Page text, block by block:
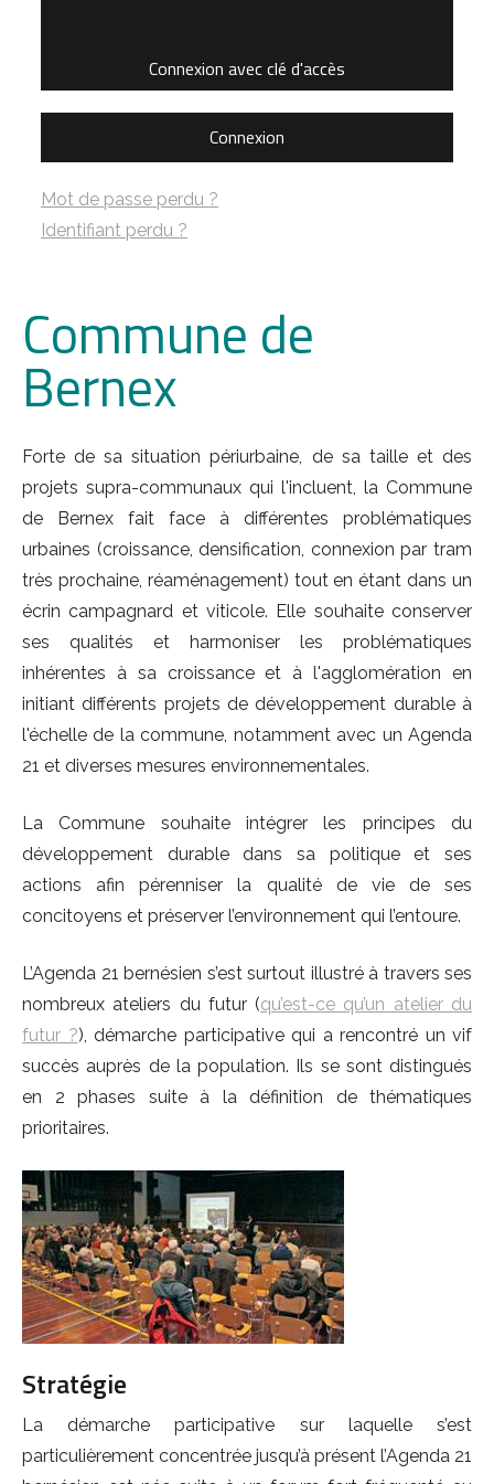
Connexion avec clé d'accès
Connexion
Mot de passe perdu ?
Identifiant perdu ?
Commune de
Bernex
Forte de sa situation périurbaine, de sa taille et des
projets supra-communaux qui l'incluent, la Commune
de Bernex fait face à différentes problématiques
urbaines (croissance, densification, connexion par tram
très prochaine, réaménagement) tout en étant dans un
écrin campagnard et viticole. Elle souhaite conserver
ses qualités et harmoniser les problématiques
inhérentes à sa croissance et à l'agglomération en
initiant différents projets de développement durable à
l'échelle de la commune, notamment avec un Agenda
21 et diverses mesures environnementales.
La Commune souhaite intégrer les principes du
développement durable dans sa politique et ses
actions afin pérenniser la qualité de vie de ses
concitoyens et préserver l’environnement qui l’entoure.
L’Agenda 21 bernésien s’est surtout illustré à travers ses
nombreux ateliers du futur (qu’est-ce qu’un atelier du
futur ?), démarche participative qui a rencontré un vif
succès auprès de la population. Ils se sont distingués
en 2 phases suite à la définition de thématiques
prioritaires.
Stratégie
La démarche participative sur laquelle s’est
particulièrement concentrée jusqu’à présent l’Agenda 21